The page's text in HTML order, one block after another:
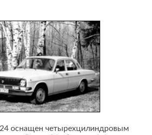
оснащен четырехцилиндровым